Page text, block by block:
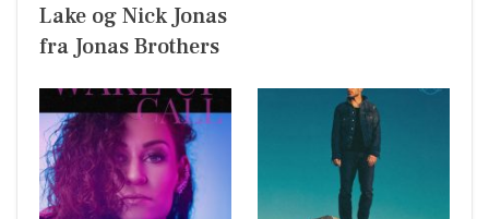
Lake og Nick Jonas
fra Jonas Brothers